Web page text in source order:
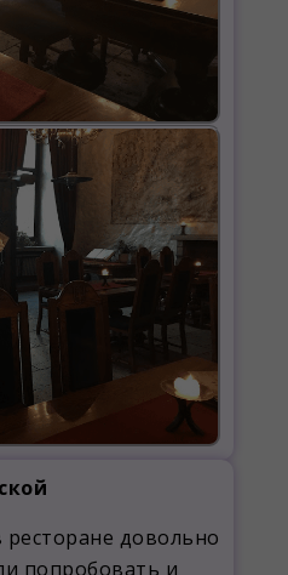
довольно
попробовать и